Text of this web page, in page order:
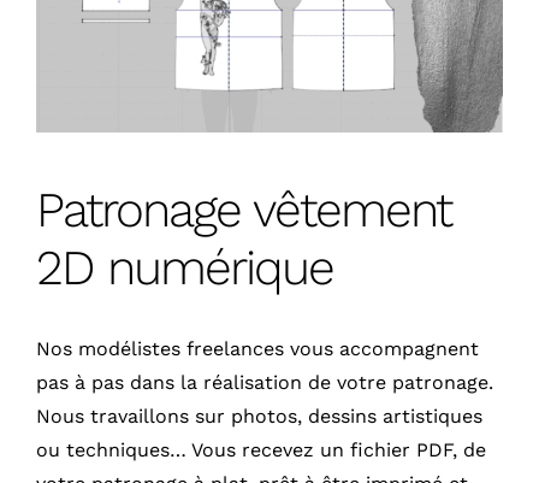
Patronage vêtement
2D numérique
Nos modélistes freelances vous accompagnent
pas à pas dans la réalisation de votre patronage.
Nous travaillons sur photos, dessins artistiques
ou techniques… Vous recevez un fichier PDF, de